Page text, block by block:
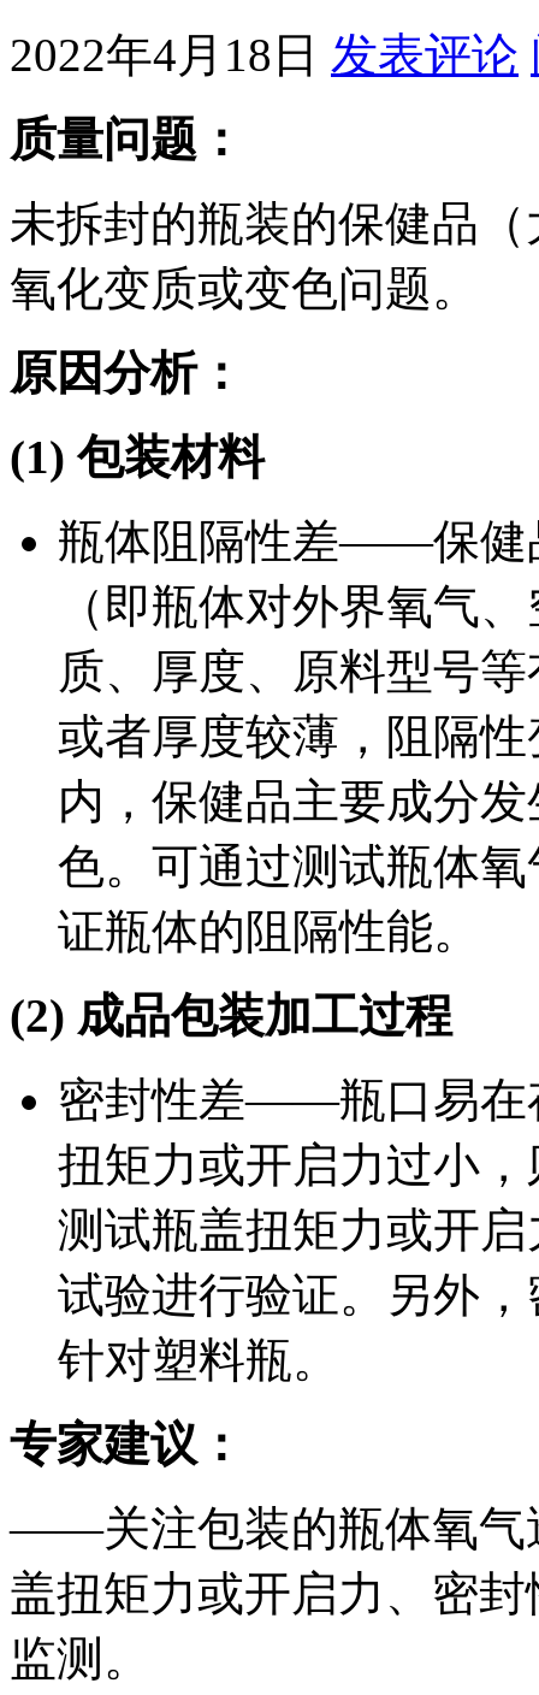
2022年4月18日 发表评论
质量问题：
未拆封的瓶装的保健品
氧化变质或变色问题。
原因分析：
(1)包装材料
瓶体阻隔性差——保健
（即瓶体对外界氧气
质、厚度、原料型号
或者厚度较薄，阻隔
内，保健品主要成分
色。可通过测试瓶体
证瓶体的阻隔性能。
(2) 成品包装加工过程
密封性差——瓶口易在
扭矩力或开启力过小
测试瓶盖扭矩力或开
试验进行验证。另外
针对塑料瓶。
专家建议：
——关注包装的瓶体氧气
盖扭矩力或开启力、密
监测。